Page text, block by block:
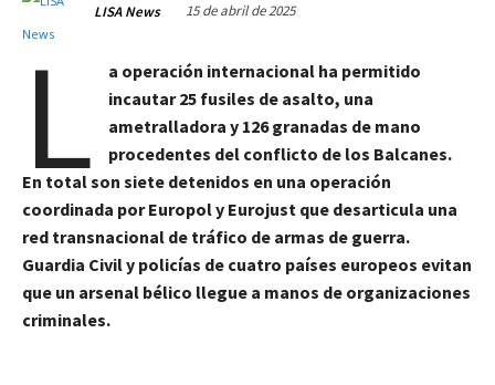
LISA News 15 de abril de 2025
L
a operación internacional ha permitido
incautar 25 fusiles de asalto, una
ametralladora y 126 granadas de mano
procedentes del conflicto de los Balcanes.
En total son siete detenidos en una operación
coordinada por Europol y Eurojust que desarticula una
red transnacional de tráfico de armas de guerra.
Guardia Civil y policías de cuatro países europeos evitan
que un arsenal bélico llegue a manos de organizaciones
criminales.